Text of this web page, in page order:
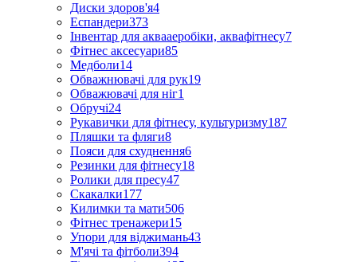
Диски здоров'я4
Еспандери373
Інвентар для аквааеробіки, аквафітнесу7
Фітнес аксесуари85
Медболи14
Обважнювачі для рук19
Обважювачі для ніг1
Обручі24
Рукавички для фітнесу, культуризму187
Пляшки та фляги8
Пояси для схуднення6
Резинки для фітнесу18
Ролики для пресу47
Скакалки177
Килимки та мати506
Фітнес тренажери15
Упори для віджимань43
М'ячі та фітболи394